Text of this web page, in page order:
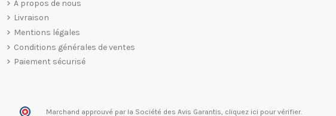
A propos de nous
Livraison
Mentions légales
Conditions générales de ventes
Paiement sécurisé
Marchand approuvé par la Société des Avis Garantis, cliquez ici pour vérifier.